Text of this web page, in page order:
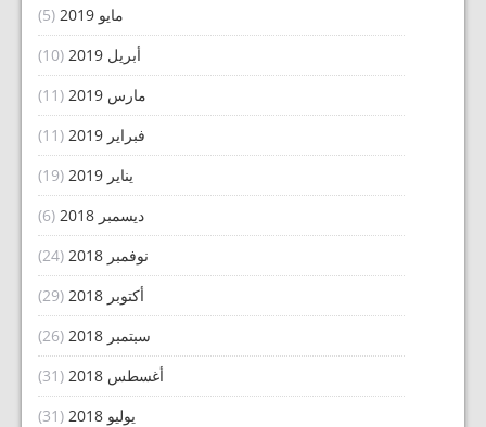
مايو 2019
(5)
أبريل 2019
(10)
مارس 2019
(11)
فبراير 2019
(11)
يناير 2019
(19)
ديسمبر 2018
(6)
نوفمبر 2018
(24)
أكتوبر 2018
(29)
سبتمبر 2018
(26)
أغسطس 2018
(31)
يوليو 2018
(31)